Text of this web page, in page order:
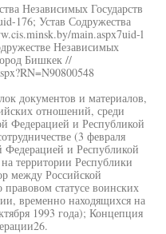
Независимых Государств
176; Устав Содружества
main.aspx7uid-l
Независимых
Бишкек //
документов и материалов,
отношений, среди
Федерацией и Республикой
(3 февраля
и Республикой
территории Республики
между Российской
статусе воинских
временно находящихся на
1993 года); Концепция